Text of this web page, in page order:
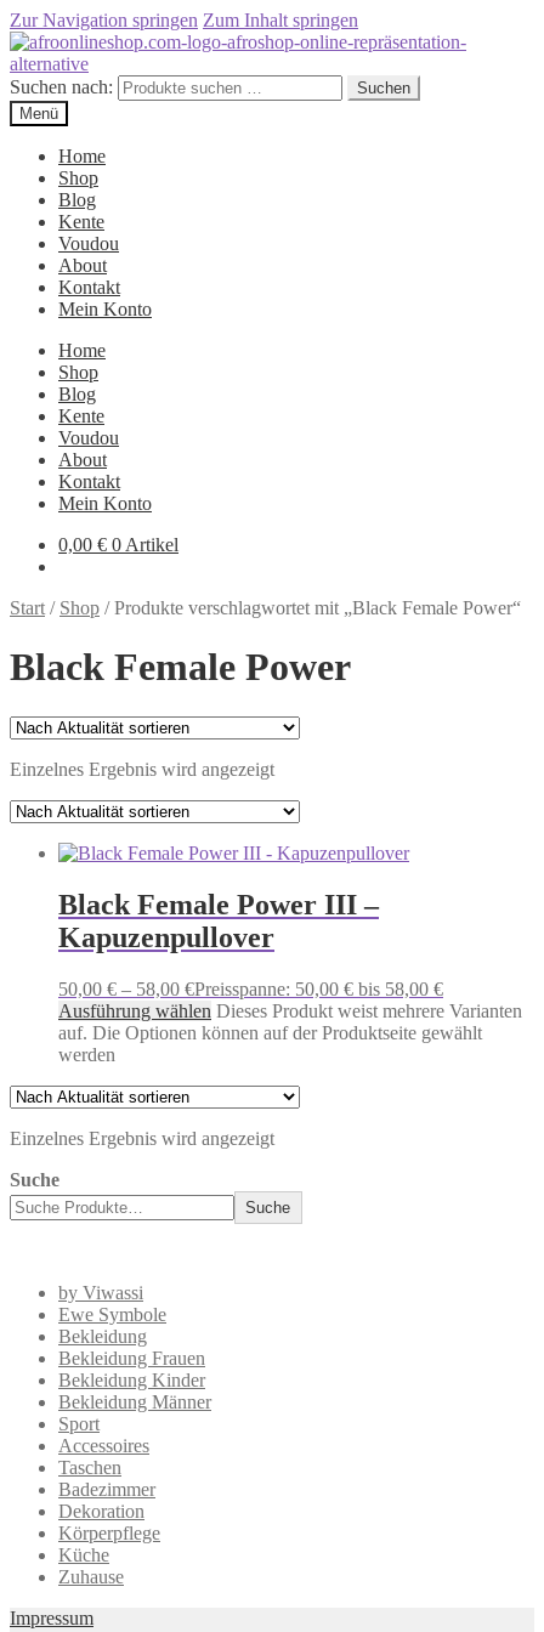
Zur Navigation springen Zum Inhalt springen
Suchen nach:
Suchen
Menü
Home
Shop
Blog
Kente
Voudou
About
Kontakt
Mein Konto
Home
Shop
Blog
Kente
Voudou
About
Kontakt
Mein Konto
0,00 € 0 Artikel
Start / Shop /Produkte verschlagwortet mit „Black Female Power“
Black Female Power
Einzelnes Ergebnis wird angezeigt
Black Female Power III –
Kapuzenpullover
50,00 € – 58,00 €Preisspanne: 50,00 € bis 58,00 €
Ausführung wählen Dieses Produkt weist mehrere Varianten
auf. Die Optionen können auf der Produktseite gewählt
werden
Einzelnes Ergebnis wird angezeigt
Suche
Suche
by Viwassi
Ewe Symbole
Bekleidung
Bekleidung Frauen
Bekleidung Kinder
Bekleidung Männer
Sport
Accessoires
Taschen
Badezimmer
Dekoration
Körperpflege
Küche
Zuhause
Impressum